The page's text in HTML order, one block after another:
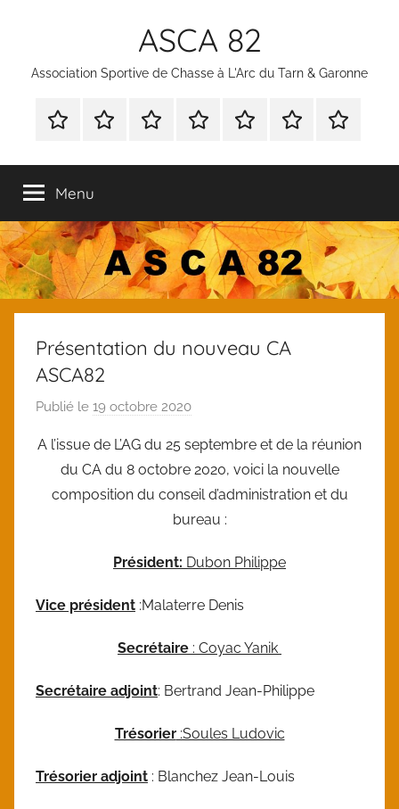
ASCA 82
Association Sportive de Chasse à L'Arc du Tarn & Garonne
Bienvenue
Nous
Notre
Nos
Agenda
activités
documents
des
membres
Documents
télécharger
Nos
Menu
Présentation du nouveau CA
ASCA82
Publié le 19 octobre 2020
r
l
o
i
A l’issue de L’AG du 25 septembre et de la réunion
du CA du 8 octobre 2020, voici la nouvelle
composition du conseil d’administration et du
bureau :
Président: Dubon Philippe
Vice président :Malaterre Denis
Secrétaire : Coyac Yanik
Secrétaire adjoint: Bertrand Jean-Philippe
Trésorier:Soules Ludovic
Trésorier adjoint : Blanchez Jean-Louis